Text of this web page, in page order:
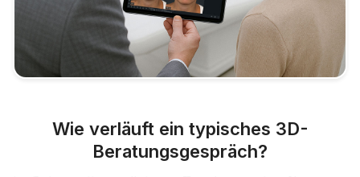
Wie verläuft ein typisches 3D-
Beratungsgespräch?